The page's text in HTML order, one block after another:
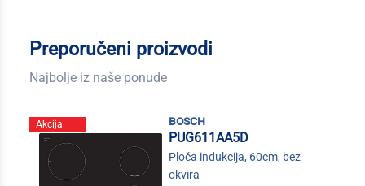
Preporučeni proizvodi
Najbolje iz naše ponude
Akcija
bosch
PUG611AA5D
Ploča indukcija, 60cm, bez
okvira